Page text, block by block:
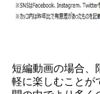
短編動画の場合、
軽に楽しむことが